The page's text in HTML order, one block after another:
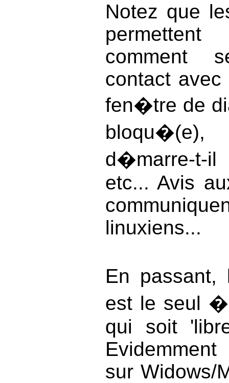
Notez que
comment
contact
fen�tre de
d�marre-t-
etc... Avis
linuxiens...
En
est le seul �
qui soit
sur Widows/